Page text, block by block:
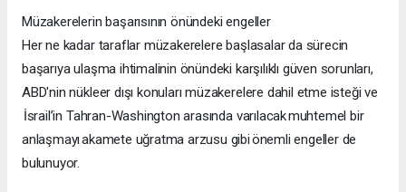
Müzakerelerin başarısının önündeki engeller
Her ne kadar taraflar müzakerelere başlasalar da sürecin
başarıya ulaşma ihtimalinin önündeki karşılıklı güven sorunları,
ABD'nin nükleer dışı konuları müzakerelere dahil etme isteği ve
İsrail’in Tahran-Washington arasında varılacak muhtemel bir
anlaşmayı akamete uğratma arzusu gibi önemli engeller de
bulunuyor.